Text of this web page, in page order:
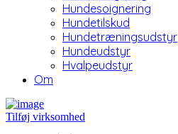
Hundesoignering
Hundetilskud
Hundetræningsudstyr
Hundeudstyr
Hvalpeudstyr
Om
Tilføj virksomhed